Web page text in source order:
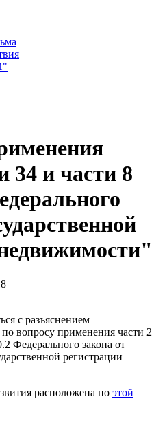
34 и части 8
с разъяснением
вопросу применения части 2
Федерального закона от
регистрации
расположена по этой